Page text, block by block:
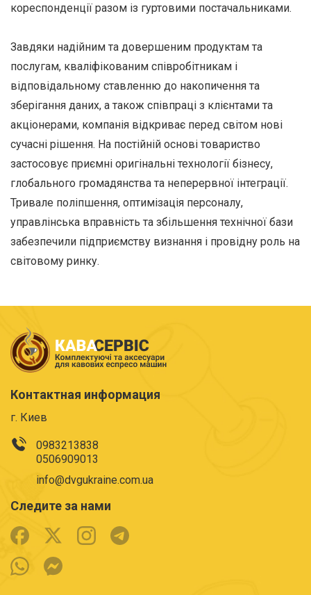
кореспонденції разом із гуртовими постачальниками.
Завдяки надійним та довершеним продуктам та
послугам, кваліфікованим співробітникам і
відповідальному ставленню до накопичення та
зберігання даних, а також співпраці з клієнтами та
акціонерами, компанія відкриває перед світом нові
сучасні рішення. На постійній основі товариство
застосовує приємні оригінальні технології бізнесу,
глобального громадянства та неперервної інтеграції.
Тривале поліпшення, оптимізація персоналу,
управлінська вправність та збільшення технічної бази
забезпечили підприємству визнання і провідну роль на
світовому ринку.
Контактная информация
г. Киев
0983213838
0506909013
info@dvgukraine.com.ua
Следите за нами